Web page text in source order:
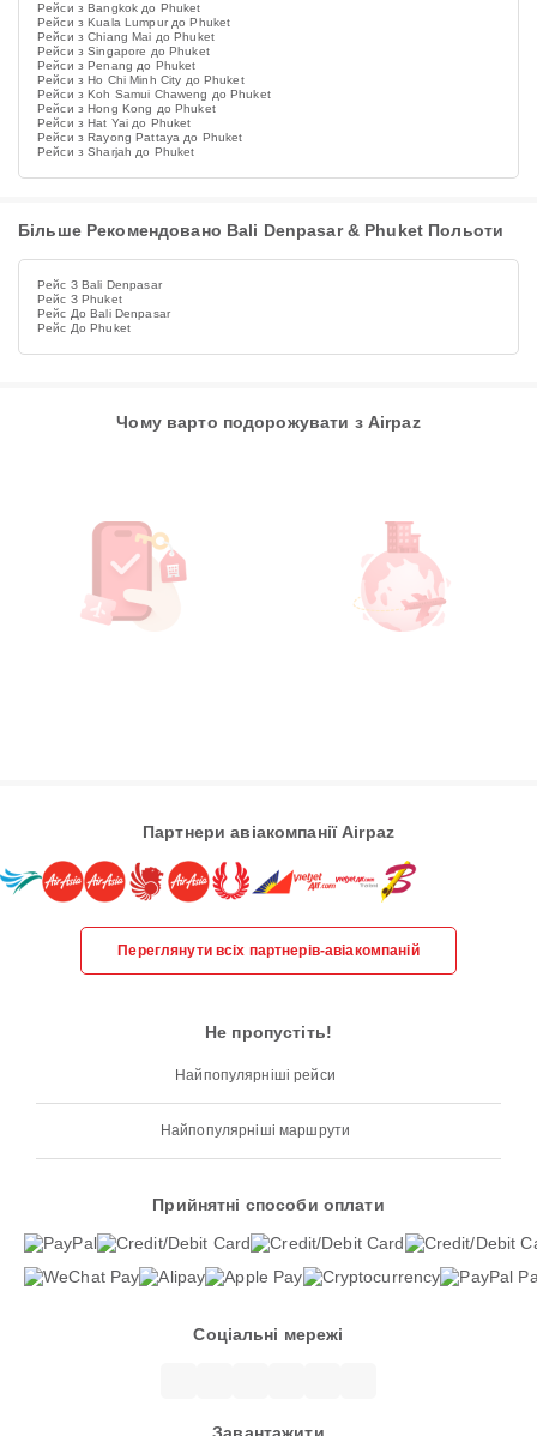
Рейси з Bangkok до Phuket
Рейси з Kuala Lumpur до Phuket
Рейси з Chiang Mai до Phuket
Рейси з Singapore до Phuket
Рейси з Penang до Phuket
Рейси з Ho Chi Minh City до Phuket
Рейси з Koh Samui Chaweng до Phuket
Рейси з Hong Kong до Phuket
Рейси з Hat Yai до Phuket
Рейси з Rayong Pattaya до Phuket
Рейси з Sharjah до Phuket
Більше Рекомендовано Bali Denpasar & Phuket Польоти
Рейс З Bali Denpasar
Рейс З Phuket
Рейс До Bali Denpasar
Рейс До Phuket
Чому варто подорожувати з Airpaz
Партнери авіакомпанії Airpaz
Переглянути всіх партнерів-авіакомпаній
Не пропустіть!
Найпопулярніші рейси
Найпопулярніші маршрути
Прийнятні способи оплати
Соціальні мережі